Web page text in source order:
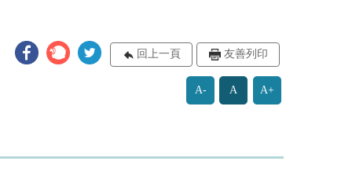
回上一頁 友善列印
A- A A+